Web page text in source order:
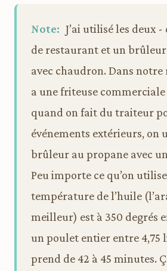
Note: J’ai utilisé les deux -
de restaurant et un
avec chaudron. Dans
a une friteuse
quand on fait du traiteur
événements extérieurs, on
brûleur au propane avec
Peu importe ce qu’on
température de l’huile
meilleur) est à 350 degrés
un poulet entier entre 4,75
prend de 42 à 45 minutes.